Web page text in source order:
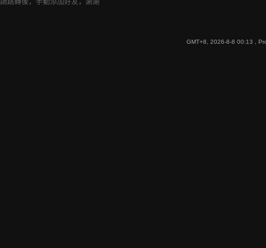
GMT+8, 2026-8-8 00:13 ,